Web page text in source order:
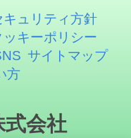
キュリティ方針
ッキーポリシー
サイトマップ
方
会社